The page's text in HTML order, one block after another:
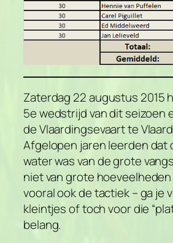
Zaterdag 22 augustus 2015
5e wedstrijd van dit seizoen
de Vlaardingsevaart te
Afgelopen jaren leerden dat
water was van de grote
niet van grote
vooral ook de tactiek – ga je
kleintjes of toch voor die
belang.